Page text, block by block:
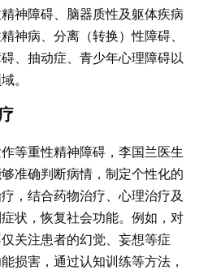
神障碍、脑器质性及躯体疾病
神病、分离（转换）性障碍、
、抽动症、青少年心理障碍以
。
等重性精神障碍，李国兰医生
准确判断病情，制定个性化的
，结合药物治疗、心理治疗及
状，恢复社会功能。例如，对
关注患者的幻觉、妄想等症
损害，通过认知训练等方法，